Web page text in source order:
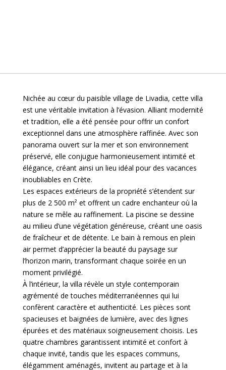
Nichée au cœur du paisible village de Livadia, cette villa
est une véritable invitation à l’évasion. Alliant modernité
et tradition, elle a été pensée pour offrir un confort
exceptionnel dans une atmosphère raffinée. Avec son
panorama ouvert sur la mer et son environnement
préservé, elle conjugue harmonieusement intimité et
élégance, créant ainsi un lieu idéal pour des vacances
inoubliables en Crète.
Les espaces extérieurs de la propriété s’étendent sur
plus de 2 500 m² et offrent un cadre enchanteur où la
nature se mêle au raffinement. La piscine se dessine
au milieu d’une végétation généreuse, créant une oasis
de fraîcheur et de détente. Le bain à remous en plein
air permet d’apprécier la beauté du paysage sur
l’horizon marin, transformant chaque soirée en un
moment privilégié.
À l’intérieur, la villa révèle un style contemporain
agrémenté de touches méditerranéennes qui lui
confèrent caractère et authenticité. Les pièces sont
spacieuses et baignées de lumière, avec des lignes
épurées et des matériaux soigneusement choisis. Les
quatre chambres garantissent intimité et confort à
chaque invité, tandis que les espaces communs,
élégamment aménagés, invitent au partage et à la